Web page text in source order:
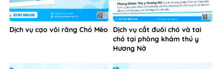
Dịch vụ cạo vôi răng Chó Mèo
Dịch vụ cắt đuôi chó và tai
chó tại phòng khám thú y
Hương Nở